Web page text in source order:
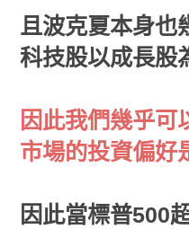
且波克夏本身也
科技股以成長股
因此我們幾乎可
市場的投資偏好
因此當標普500